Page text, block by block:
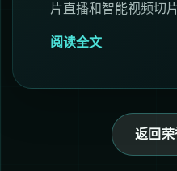
片直播和智能视频切
阅读全文
返回